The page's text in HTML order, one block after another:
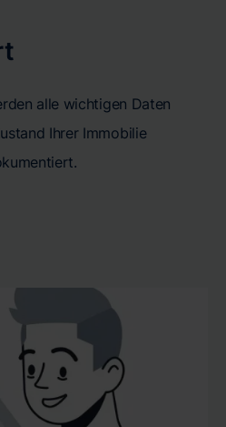
alle wichtigen Daten
Ihrer Immobilie